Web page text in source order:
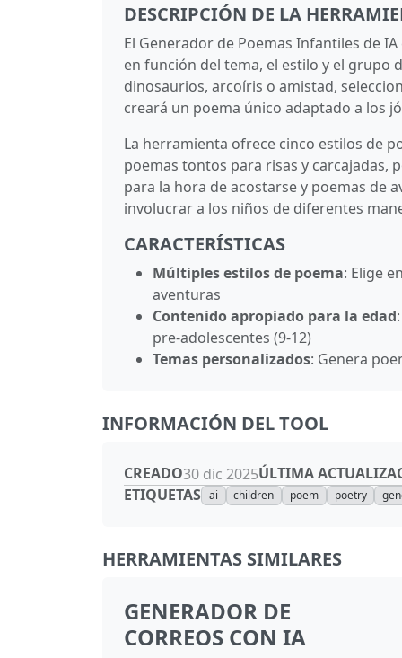
DESCRIPCIÓN DE LA
El Generador de Poemas Infantiles de
en función del tema, el estilo y el grupo
dinosaurios, arcoíris o amistad,
creará un poema único adaptado a los
La herramienta ofrece cinco estilos de
poemas tontos para risas y carcajadas,
para la hora de acostarse y poemas de
involucrar a los niños de diferentes
CARACTERÍSTICAS
Múltiples estilos de poema: Elige
aventuras
Contenido apropiado para la edad
pre-adolescentes (9-12)
Temas personalizados: Genera
INFORMACIÓN DEL TOOL
CREADO30 dic 2025ÚLTIMA
ETIQUETAS ai children poem poetry
HERRAMIENTAS SIMILARES
GENERADOR DE
CORREOS CON IA